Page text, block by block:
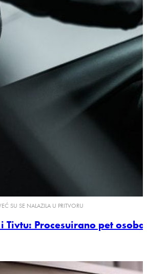
SU SE NALAZILA U PRITVORU
Tivtu: Procesuirano pet